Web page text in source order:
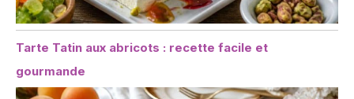
Tarte Tatin aux abricots : recette facile et
gourmande